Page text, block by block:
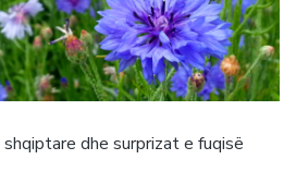
shqiptare dhe surprizat e fuqisë